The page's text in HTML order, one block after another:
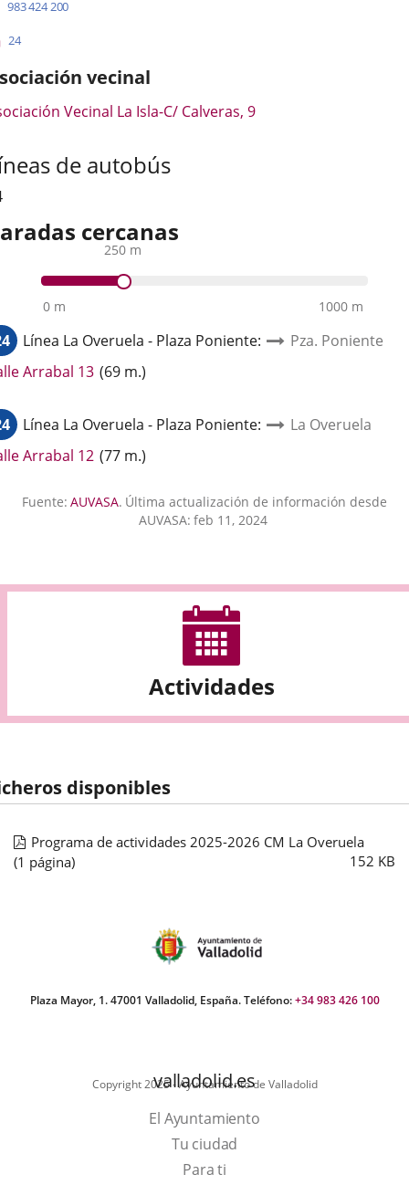
correo
Teléfonos
983 424 200
Líneas
Bus
24Enlace
una
aplicación
externa.
vecinal
Vecinal La Isla-C/ Calveras, 9
de autobús
cercanas
0 m
250 m
1000 m
Línea La Overuela - Plaza Poniente:
Pza. Poniente
Arrabal 13Enlace
aplicación
externa.
(69 m.)
Línea La Overuela - Plaza Poniente:
La Overuela
Arrabal 12 Enlace
una
aplicación
(77 m.)
Fuente: AUVASA. Última actualización de información desde
AUVASA: feb 11, 2024
Actividades
disponibles
Programa de actividades 2025-2026 CM La Overuela
152 KB
(1 página)
Plaza Mayor, 1. 47001 Valladolid, España. Teléfono:+34 983 426 100
Copyright 2025 - Ayuntamiento de Valladolid
valladolid.es
El Ayuntamiento
Tu ciudad
Para ti